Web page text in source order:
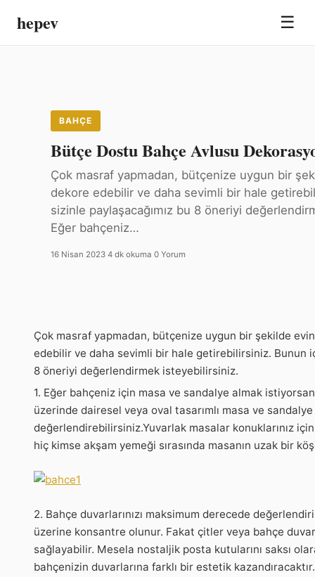
hepev ☰
BAHÇE
Bütçe Dostu Bahçe Avlusu
Çok masraf yapmadan, bütçenize uygun bir
dekore edebilir ve daha sevimli bir hale
sizinle paylaşacağımız bu 8 öneriyi
Eğer bahçeniz…
16 Nisan 2023 4 dk okuma 0 Yorum
Çok masraf yapmadan, bütçenize uygun bir şekilde
edebilir ve daha sevimli bir hale getirebilirsiniz. Bunun
8 öneriyi değerlendirmek isteyebilirsiniz.
1. Eğer bahçeniz için masa ve sandalye almak
üzerinde dairesel veya oval tasarımlı masa ve sandalye
değerlendirebilirsiniz.Yuvarlak masalar konuklarınız için
hiç kimse akşam yemeği sırasında masanın uzak bir
2. Bahçe duvarlarınızı maksimum derecede
üzerine konsantre olunur. Fakat çitler veya bahçe
sağlayabilir. Mesela nostaljik posta kutularını saksı
bahçenizin duvarlarına farklı bir estetik